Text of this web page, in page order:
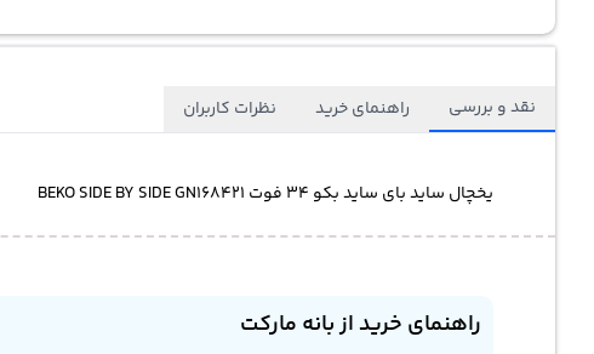
نقد و بررسی راهنمای خرید نظرات کاربران
یخچال ساید بای ساید بکو 34 فوت BEKO SIDE BY SIDE GN168421
راهنمای خرید از بانه مارکت